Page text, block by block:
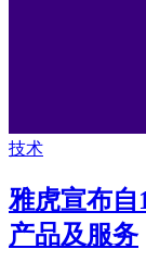
技术
雅虎宣布自
产品及服务